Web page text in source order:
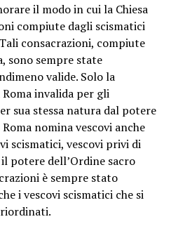
il modo in cui la Chiesa
compiute dagli scismatici
consacrazioni, compiute
sono sempre state
valide. Solo la
invalida per gli
sua stessa natura dal potere
nomina vescovi anche
scismatici, vescovi privi di
potere dell’Ordine sacro
è sempre stato
i vescovi scismatici che si